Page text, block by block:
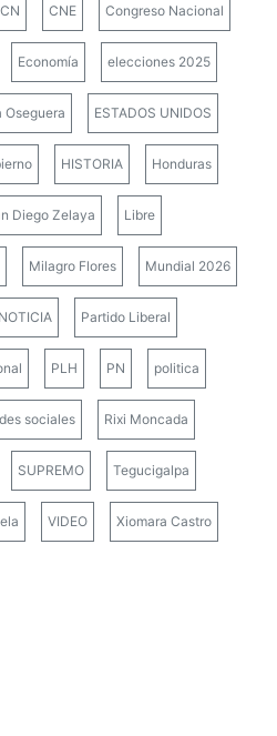
CN CNE Congreso Nacional
Economía elecciones 2025
Oseguera ESTADOS UNIDOS
HISTORIA Honduras
Diego Zelaya Libre
Milagro Flores Mundial 2026
NOTICIA Partido Liberal
PLH PN politica
sociales Rixi Moncada
SUPREMO Tegucigalpa
VIDEO Xiomara Castro